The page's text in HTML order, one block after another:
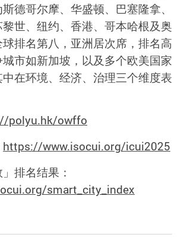
德哥尔摩、华盛顿、巴塞隆拿、
世、纽约、香港、哥本哈根及奥
排名第八，亚洲居次席，排名高
市如新加坡，以及多个欧美国家
在环境、经济、治理三个维度表
polyu.hk/owffo
https://www.isocui.org/icui2025
排名结果：
smart_city_index